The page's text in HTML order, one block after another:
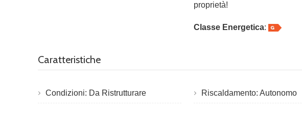
proprietà!
Classe Energetica:
Caratteristiche
Condizioni: Da Ristrutturare Riscaldamento: Autonomo